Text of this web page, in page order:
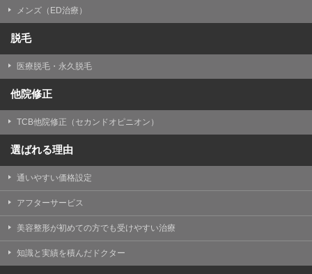
メンズ（ED治療）
脱毛
医療脱毛・永久脱毛
他院修正
TCB他院修正（セカンドオピニオン）
選ばれる理由
通いやすい価格設定
アフターサービス
美容整形が初めての方でも受けやすい治療
知識と実績を積んだドクター